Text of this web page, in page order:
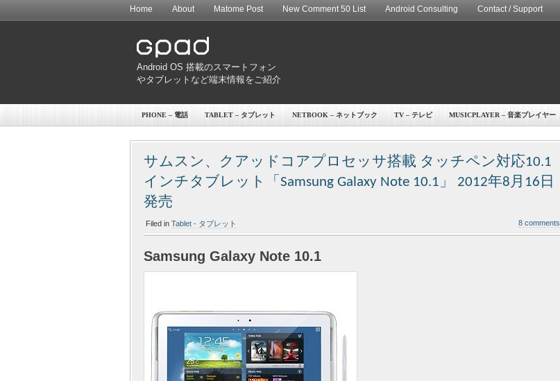
Home About Matome Post New Comment 50 List Android Consulting Contact / Support
Android OS 搭載のスマートフォン
やタブレットなど端末情報をご紹介
PHONE – 電話 TABLET – タブレット NETBOOK – ネットブック TV – テレビ MUSICPLAYER – 音楽プレイヤー
サムスン、クアッドコアプロセッサ搭載 タッチペン対応10.1
インチタブレット「Samsung Galaxy Note 10.1」 2012年8月16日
発売
Filed in Tablet - タブレット 8 comments
Samsung Galaxy Note 10.1